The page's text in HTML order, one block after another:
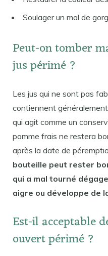
Soulager un mal de
Peut-on tomber
jus périmé ?
Les jus qui ne sont pas
contiennent
qui agit comme un
pomme frais ne restera
après la date de
bouteille peut rester
qui a mal tourné
aigre ou développe de
Est-il acceptable
ouvert périmé ?